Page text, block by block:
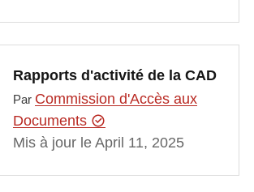
Rapports d'activité de la CAD
Par Commission d'Accès aux
Documents
Mis à jour le April 11, 2025